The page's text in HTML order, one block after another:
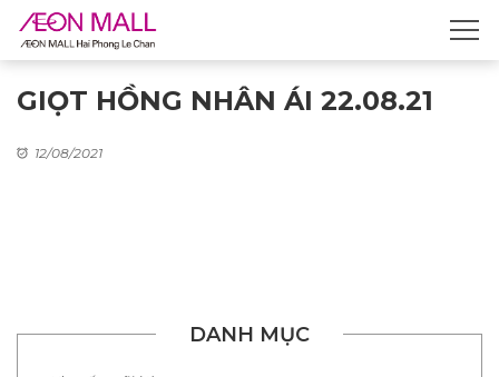
GIỌT HỒNG NHÂN ÁI 22.08.21
12/08/2021
DANH MỤC